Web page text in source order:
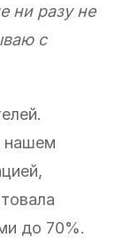
ни разу не
с
нашем
до 70%.